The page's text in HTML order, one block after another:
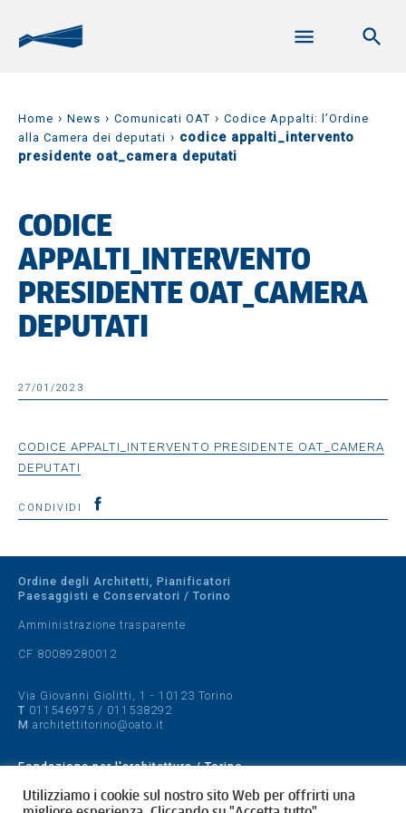
Home › News › Comunicati OAT › Codice Appalti: l’Ordine
alla Camera dei deputati › codice appalti_intervento
presidente oat_camera deputati
CODICE
APPALTI_INTERVENTO
PRESIDENTE OAT_CAMERA
DEPUTATI
27/01/2023
CODICE APPALTI_INTERVENTO PRESIDENTE OAT_CAMERA
DEPUTATI
CONDIVIDI
Ordine degli Architetti, Pianificatori
Paesaggisti e Conservatori / Torino
Amministrazione trasparente
CF 80089280012
Via Giovanni Giolitti, 1 - 10123 Torino
T 011546975 / 011538292
M architettitorino@oato.it
Fondazione per l'architettura / Torino
Designed by quattrolinee.it
Utilizziamo i cookie sul nostro sito Web per offrirti una